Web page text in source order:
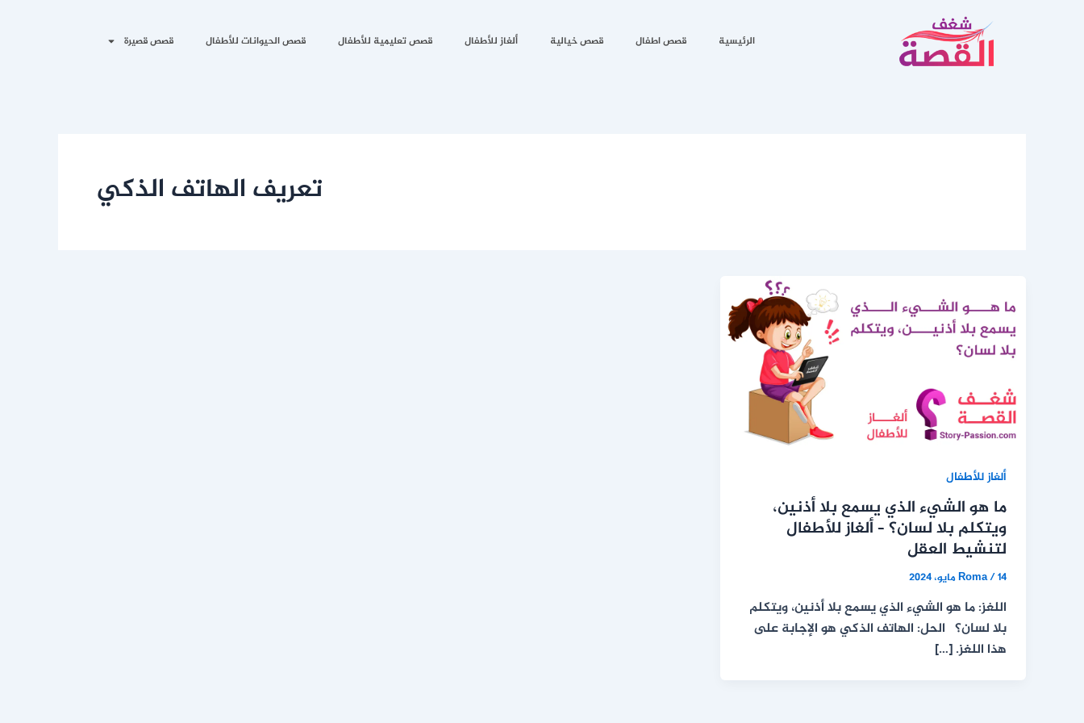
الرئيسية قصص اطفال قصص خيالية ألغاز للأطفال قصص تعليمية للأطفال قصص الحيوانات للأطفال قصص قصيرة
تعريف الهاتف الذكي
ألغاز للأطفال
ما هو الشيء الذي يسمع بلا أذنين،
ويتكلم بلا لسان؟ – ألغاز للأطفال
لتنشيط العقل
Roma/14 مايو، 2024
اللغز: ما هو الشيء الذي يسمع بلا أذنين، ويتكلم
بلا لسان؟ الحل: الهاتف الذكي هو الإجابة على
هذا اللغز. […]